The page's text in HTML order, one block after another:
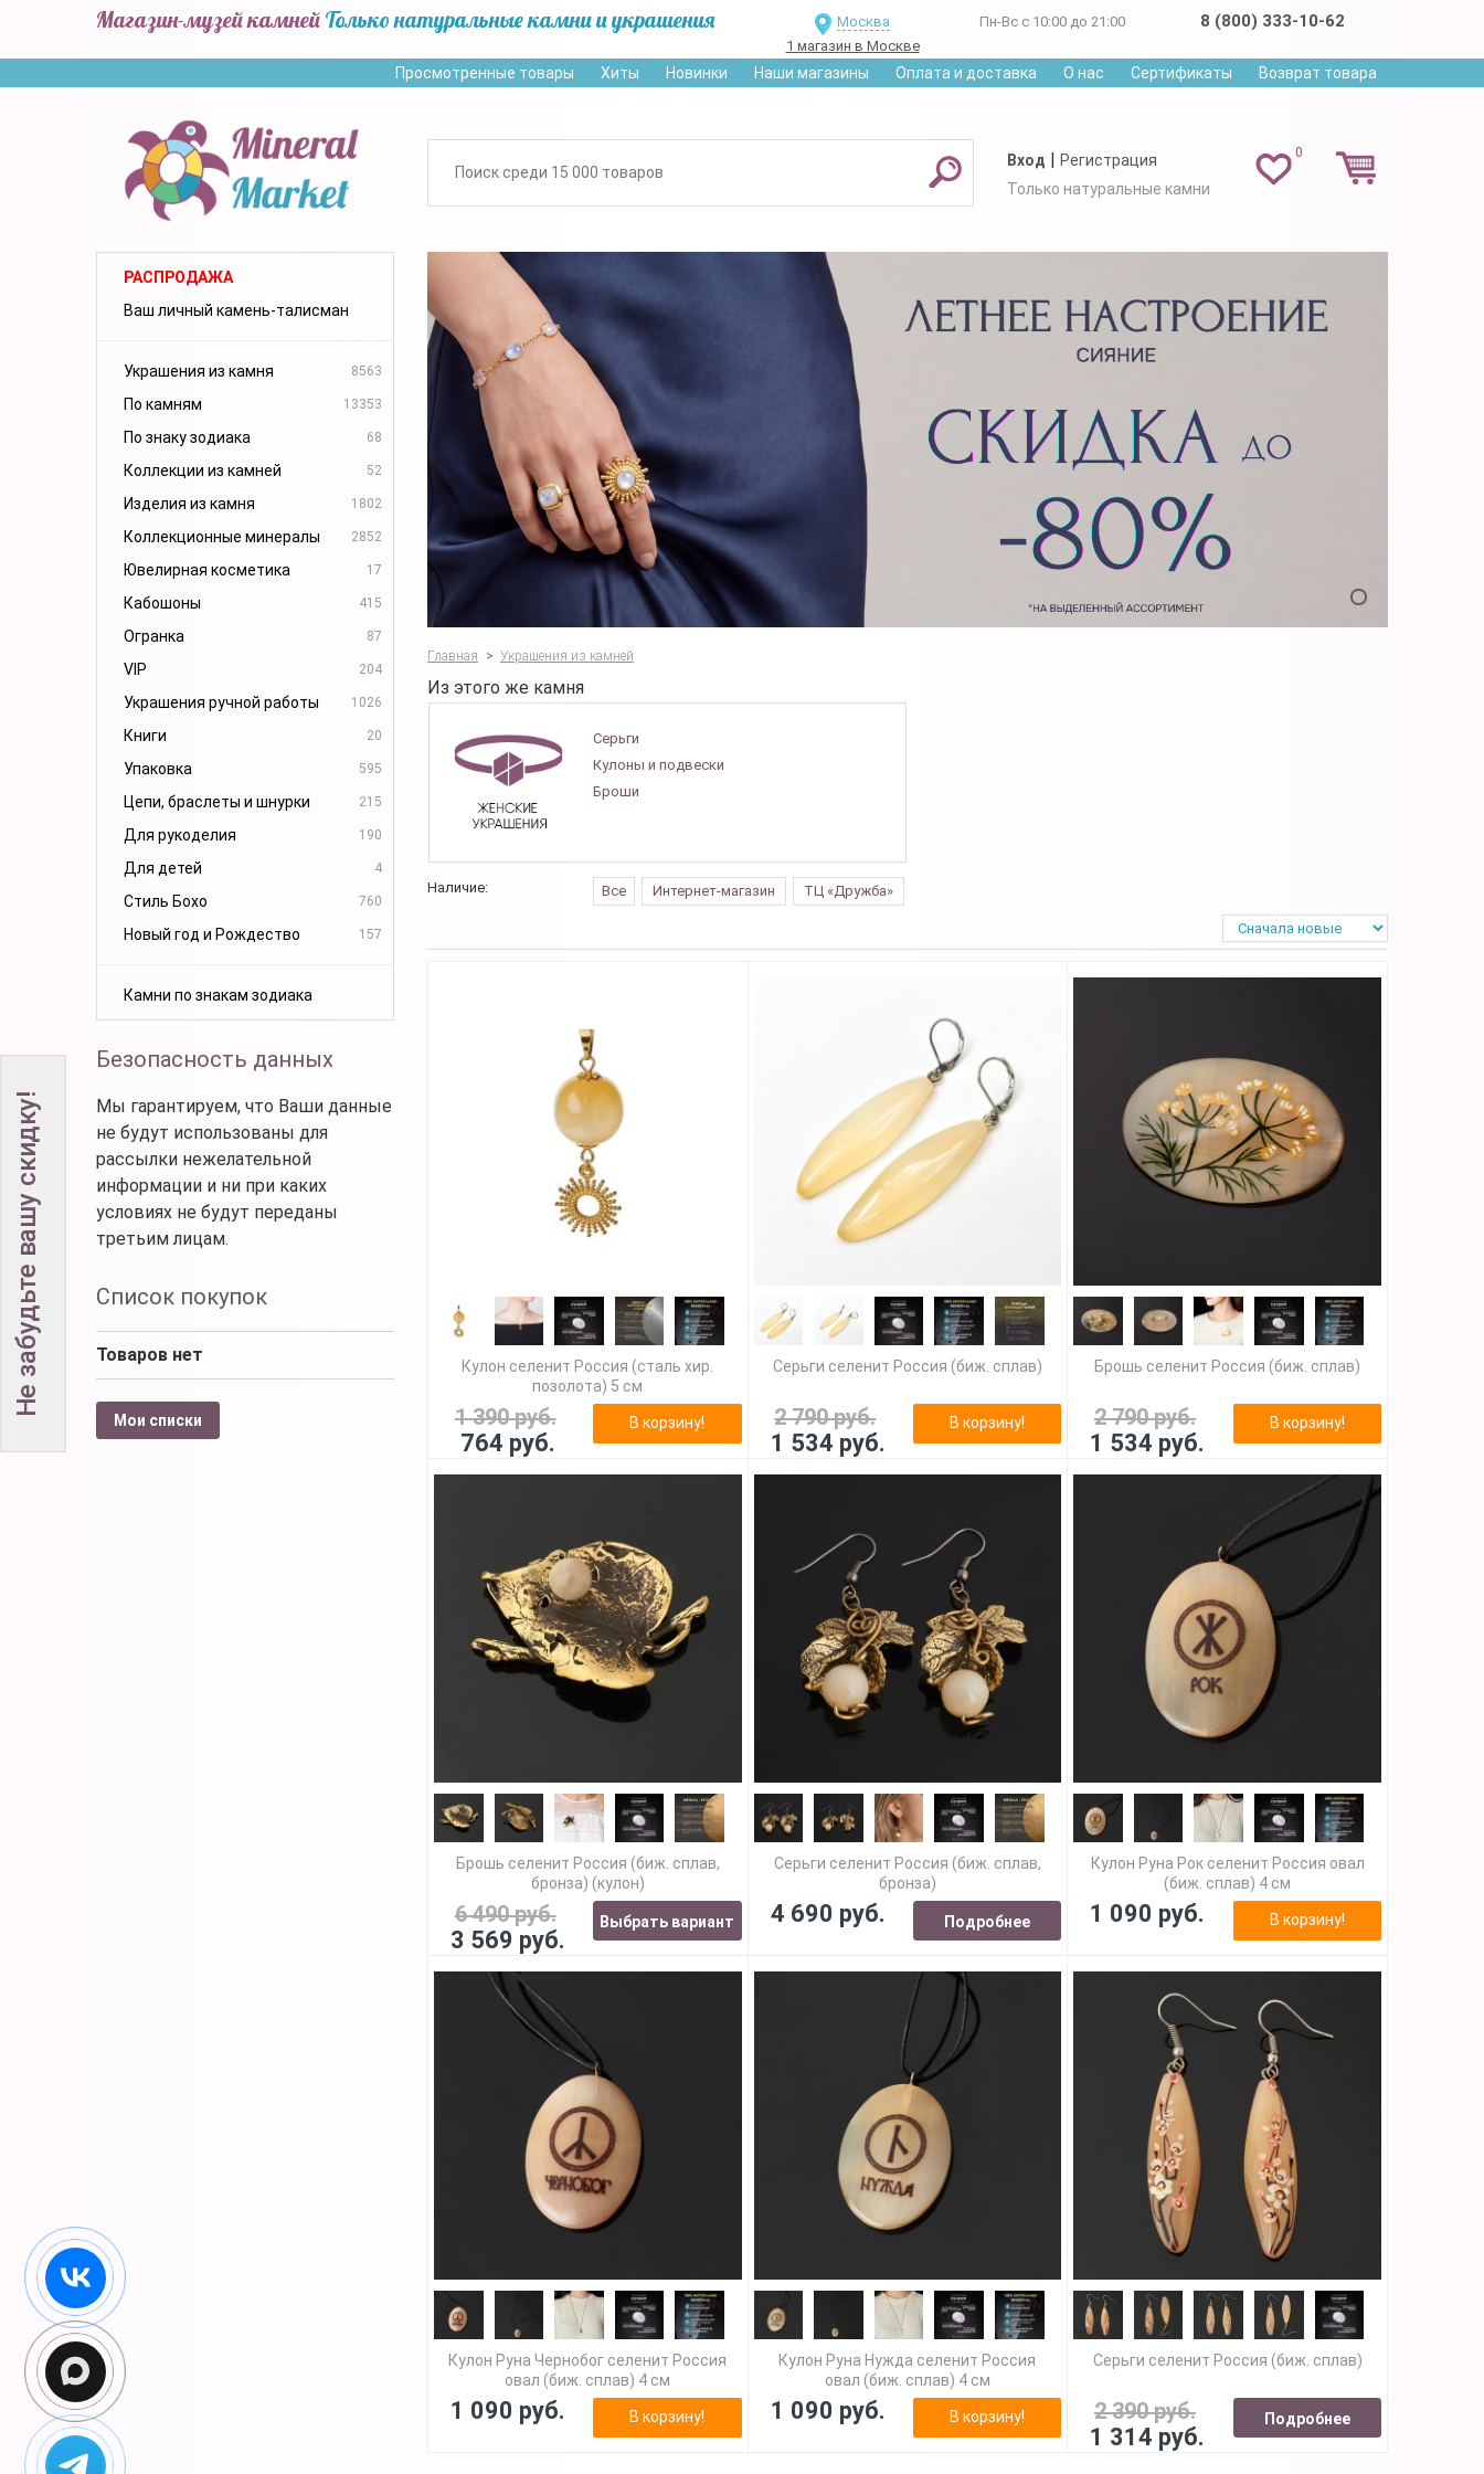
Магазин-музей камней Только натуральные камни и украшения
Москва
1 магазин в Москве
Пн-Вс с 10:00 до 21:00 8 (800) 333-10-62
Просмотренные товары Хиты Новинки Наши магазины Оплата и доставка О нас Сертификаты Возврат товара
0
Вход | Регистрация
Только натуральные камни
РАСПРОДАЖА
Ваш личный камень-талисман
Украшения из камня 8563
По камням 13353
По знаку зодиака 68
Коллекции из камней 52
Изделия из камня 1802
Коллекционные минералы 2852
Ювелирная косметика 17
Кабошоны 415
Огранка 87
VIP 204
Украшения ручной работы 1026
Книги 20
Упаковка 595
Цепи, браслеты и шнурки 215
Для рукоделия 190
Для детей 4
Стиль Бохо 760
Новый год и Рождество 157
Камни по знакам зодиака
Безопасность данных
Мы гарантируем, что Ваши данные
не будут использованы для
рассылки нежелательной
информации и ни при каких
условиях не будут переданы
третьим лицам.
Список покупок
Товаров нет
Мои списки
Главная > Украшения из камней
Из этого же камня
Серьги
Кулоны и подвески
Броши
Наличие: Все Интернет-магазин ТЦ «Дружба»
Кулон селенит Россия (сталь хир.
позолота) 5 см
1 390 руб.
764 руб.
В корзину!
Серьги селенит Россия (биж. сплав)
2 790 руб.
1 534 руб.
В корзину!
Брошь селенит Россия (биж. сплав)
2 790 руб.
1 534 руб.
В корзину!
Брошь селенит Россия (биж. сплав,
бронза) (кулон)
6 490 руб.
3 569 руб.
Выбрать вариант
Серьги селенит Россия (биж. сплав,
бронза)
4 690 руб. Подробнее
Кулон Руна Рок селенит Россия овал
(биж. сплав) 4 см
1 090 руб. В корзину!
Кулон Руна Чернобог селенит Россия
овал (биж. сплав) 4 см
1 090 руб. В корзину!
Кулон Руна Нужда селенит Россия
овал (биж. сплав) 4 см
1 090 руб. В корзину!
Серьги селенит Россия (биж. сплав)
2 390 руб.
1 314 руб.
Подробнее
Не забудьте вашу скидку!